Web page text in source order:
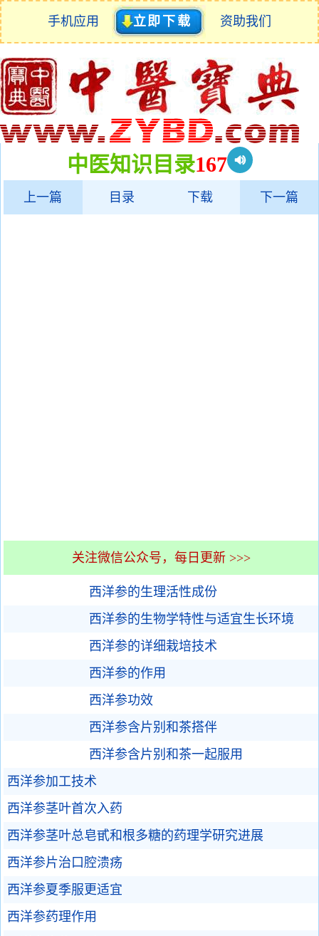
手机应用 立即下载 资助我们
中医知识目录167
上一篇 目录 下载 下一篇
关注微信公众号，每日更新 >>>
西洋参的生理活性成份
西洋参的生物学特性与适宜生长环境
西洋参的详细栽培技术
西洋参的作用
西洋参功效
西洋参含片别和茶搭伴
西洋参含片别和茶一起服用
西洋参加工技术
西洋参茎叶首次入药
西洋参茎叶总皂甙和根多糖的药理学研究进展
西洋参片治口腔溃疡
西洋参夏季服更适宜
西洋参药理作用